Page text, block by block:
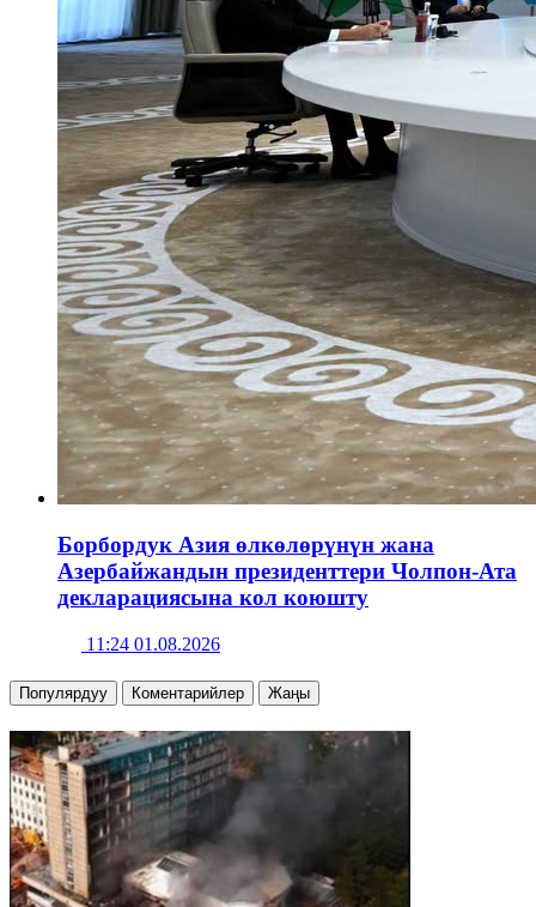
Борбордук Азия өлкөлөрүнүн жана
Азербайжандын президенттери Чолпон-Ата
декларациясына кол коюшту
11:24 01.08.2026
Популярдуу Коментарийлер Жаңы